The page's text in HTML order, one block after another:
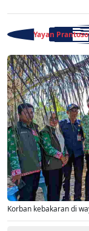
Yayan Prantoso
Korban kebakaran di